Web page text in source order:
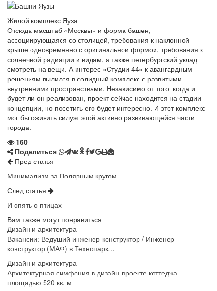
Жилой комплекс Яуза
Отсюда масштаб «Москвы» и форма башен,
ассоциирующаяся со столицей, требования к наклонной
крыше одновременно с оригинальной формой, требования к
солнечной радиации и видам, а также петербургский уклад
смотреть на вещи. А интерес «Студии 44» к авангардным
решениям вылился в солидный комплекс с развитыми
внутренними пространствами. Независимо от того, когда и
будет ли он реализован, проект сейчас находится на стадии
концепции, но посетить его будет интересно. И этот комплекс
мог бы оживить силуэт этой активно развивающейся части
города.
160
Поделиться
Пред статья
Минимализм за Полярным кругом
След статья
И опять о птицах
Вам также могут понравиться
Дизайн и архитектура
Вакансии: Ведущий инженер-конструктор / Инженер-
конструктор (МАФ) в Технопарк…
Дизайн и архитектура
Архитектурная симфония в дизайн-проекте коттеджа
площадью 520 кв. м